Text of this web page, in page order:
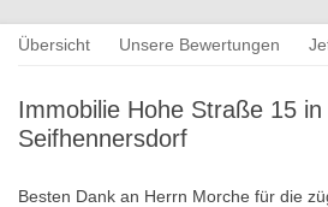
Springe
zum
Übersicht Unsere Bewertungen
Immobilie Hohe Straße 15 in
Seifhennersdorf
Besten Dank an Herrn Morche für die